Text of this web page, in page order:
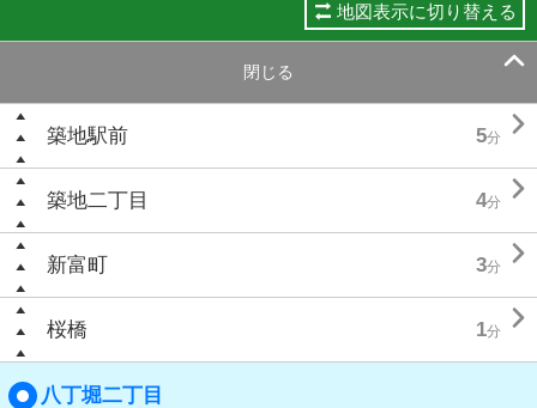
地図表示に切り替える
閉じる 
築地駅前 5分 
築地二丁目 4分 
新富町 3分 
桜橋 1分 
八丁堀二丁目